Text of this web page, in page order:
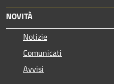
NOVITÀ
Notizie
Comunicati
Avvisi